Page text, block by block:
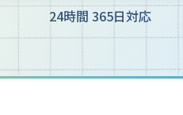
24時間 365日対応